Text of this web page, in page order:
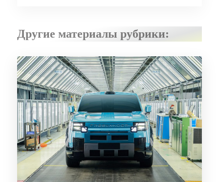
Другие материалы рубрики: